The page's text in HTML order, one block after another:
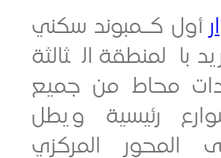
سكني
الثالثة
من جميع
ويطل
المركزي